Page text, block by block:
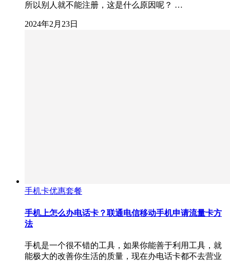
所以别人就不能注册，这是什么原因呢？ …
2024年2月23日
手机卡优惠套餐
手机上怎么办电话卡？联通电信移动手机申请流量卡方
法
手机是一个很不错的工具，如果你能善于利用工具，就
能极大的改善你生活的质量，现在办电话卡都不去营业